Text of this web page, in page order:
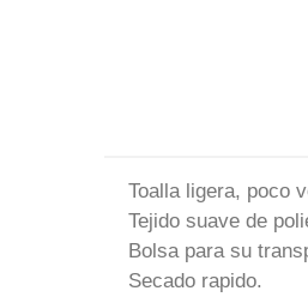
Toalla ligera, poco
Tejido suave de
Bolsa para su
Secado rapido.